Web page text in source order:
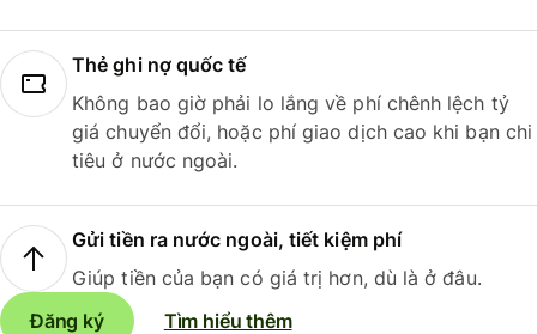
Thẻ ghi nợ quốc tế
Không bao giờ phải lo lắng về phí chênh lệch tỷ
giá chuyển đổi, hoặc phí giao dịch cao khi bạn chi
tiêu ở nước ngoài.
Gửi tiền ra nước ngoài, tiết kiệm phí
Giúp tiền của bạn có giá trị hơn, dù là ở đâu.
Đăng ký
Tìm hiểu thêm